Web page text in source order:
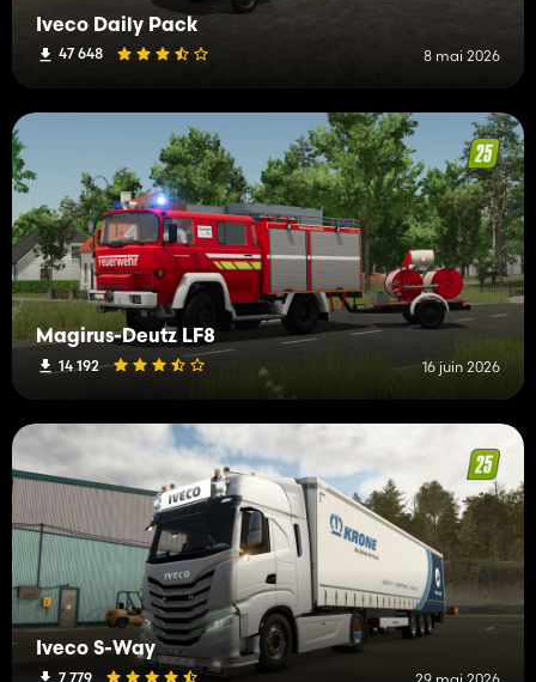
Iveco Daily Pack
47 648 8 mai 2026
Magirus-Deutz LF8
14 192 16 juin 2026
Iveco S-Way
7 779